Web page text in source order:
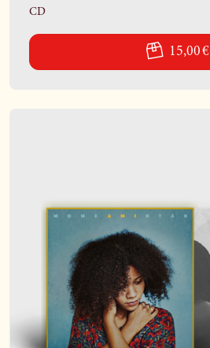
CD
15,00 €